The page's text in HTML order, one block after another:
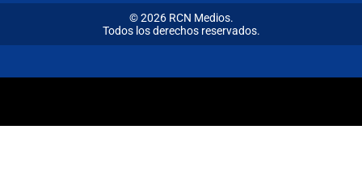
© 2026 RCN Medios.
Todos los derechos reservados.